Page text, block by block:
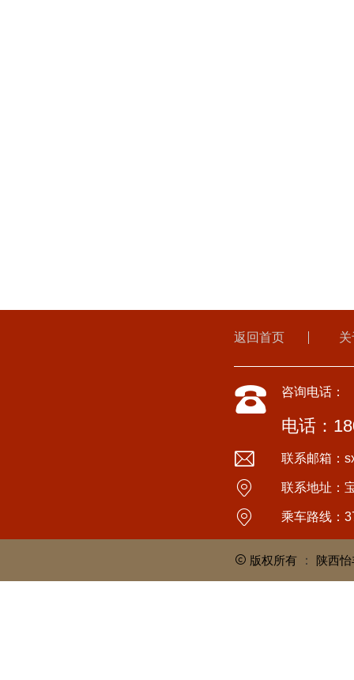
返回首页
咨询电话：
电话：
联系邮箱：
联系地址：
乘车路线：
版权所有 ： 陕西